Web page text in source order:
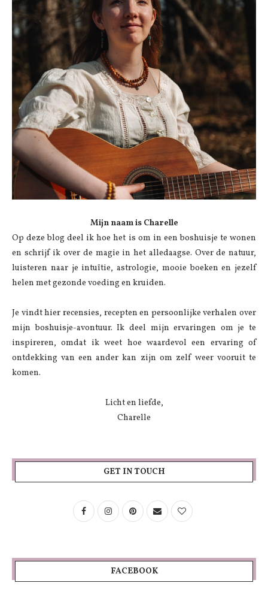
Mijn naam is Charelle
Op deze blog deel ik hoe het is om in een boshuisje te wonen
en schrijf ik over de magie in het alledaagse. Over de natuur,
luisteren naar je intuïtie, astrologie, mooie boeken en jezelf
helen met gezonde voeding en kruiden.
Je vindt hier recensies, recepten en persoonlijke verhalen over
mijn boshuisje-avontuur. Ik deel mijn ervaringen om je te
inspireren, omdat ik weet hoe waardevol een ervaring of
ontdekking van een ander kan zijn om zelf weer vooruit te
komen.
Licht en liefde,
Charelle
GET IN TOUCH
FACEBOOK